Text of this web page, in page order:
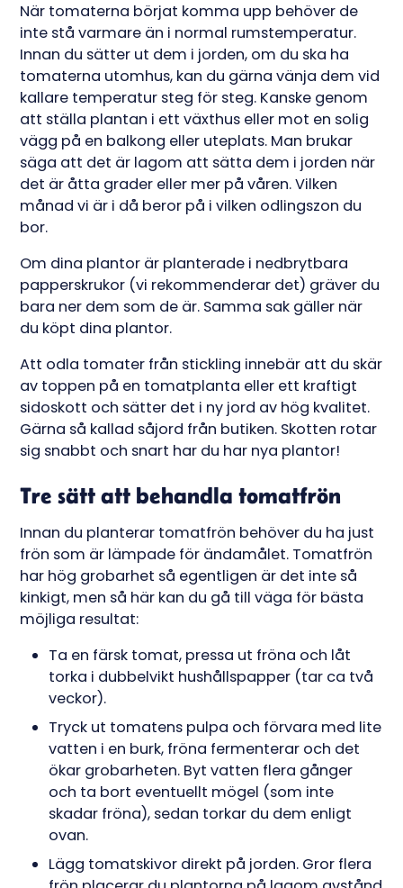
När tomaterna börjat komma upp behöver de
inte stå varmare än i normal rumstemperatur.
Innan du sätter ut dem i jorden, om du ska ha
tomaterna utomhus, kan du gärna vänja dem vid
kallare temperatur steg för steg. Kanske genom
att ställa plantan i ett växthus eller mot en solig
vägg på en balkong eller uteplats. Man brukar
säga att det är lagom att sätta dem i jorden när
det är åtta grader eller mer på våren. Vilken
månad vi är i då beror på i vilken odlingszon du
bor.
Om dina plantor är planterade i nedbrytbara
papperskrukor (vi rekommenderar det) gräver du
bara ner dem som de är. Samma sak gäller när
du köpt dina plantor.
Att odla tomater från stickling innebär att du skär
av toppen på en tomatplanta eller ett kraftigt
sidoskott och sätter det i ny jord av hög kvalitet.
Gärna så kallad såjord från butiken. Skotten rotar
sig snabbt och snart har du har nya plantor!
Tre sätt att behandla tomatfrön
Innan du planterar tomatfrön behöver du ha just
frön som är lämpade för ändamålet. Tomatfrön
har hög grobarhet så egentligen är det inte så
kinkigt, men så här kan du gå till väga för bästa
möjliga resultat:
Ta en färsk tomat, pressa ut fröna och låt
torka i dubbelvikt hushållspapper (tar ca två
veckor).
Tryck ut tomatens pulpa och förvara med lite
vatten i en burk, fröna fermenterar och det
ökar grobarheten. Byt vatten flera gånger
och ta bort eventuellt mögel (som inte
skadar fröna), sedan torkar du dem enligt
ovan.
Lägg tomatskivor direkt på jorden. Gror flera